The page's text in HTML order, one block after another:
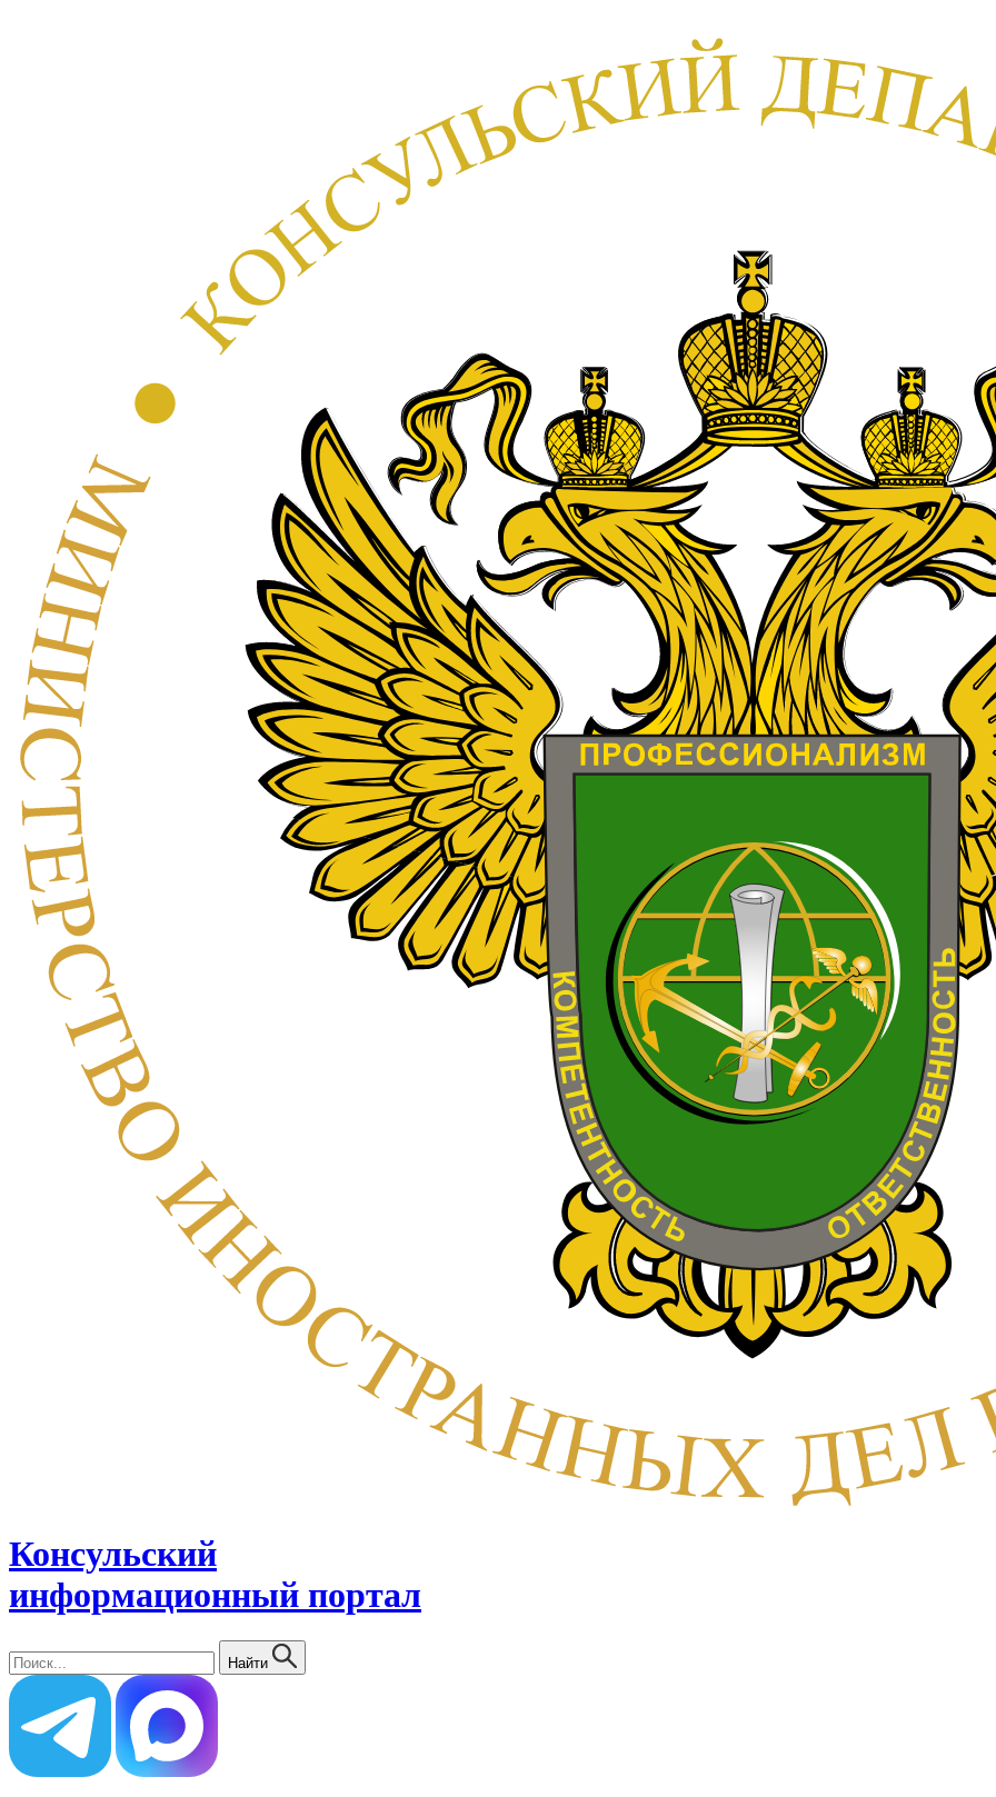
Консульский
информационный портал
Найти